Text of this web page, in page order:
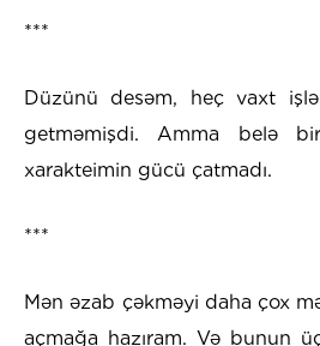
***
Düzünü desəm, heç vaxt
getməmişdi. Amma belə
xarakteimin gücü çatmadı.
***
Mən əzab çəkməyi daha çox
açmağa hazıram. Və bunun